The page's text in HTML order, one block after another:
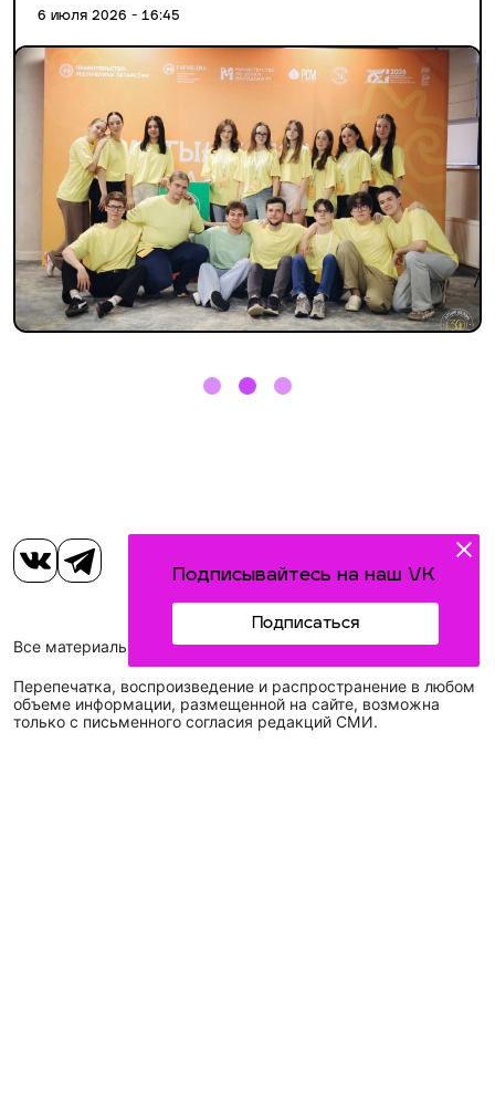
6 июля 2026 - 16:45
Подписывайтесь на наш VK
Подписаться
Все материалы, размещенные на сайте, защищены законом.
Перепечатка, воспроизведение и распространение в любом
объеме информации, размещенной на сайте, возможна
только с письменного согласия редакций СМИ.